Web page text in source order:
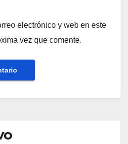
electrónico y web en este
vez que comente.